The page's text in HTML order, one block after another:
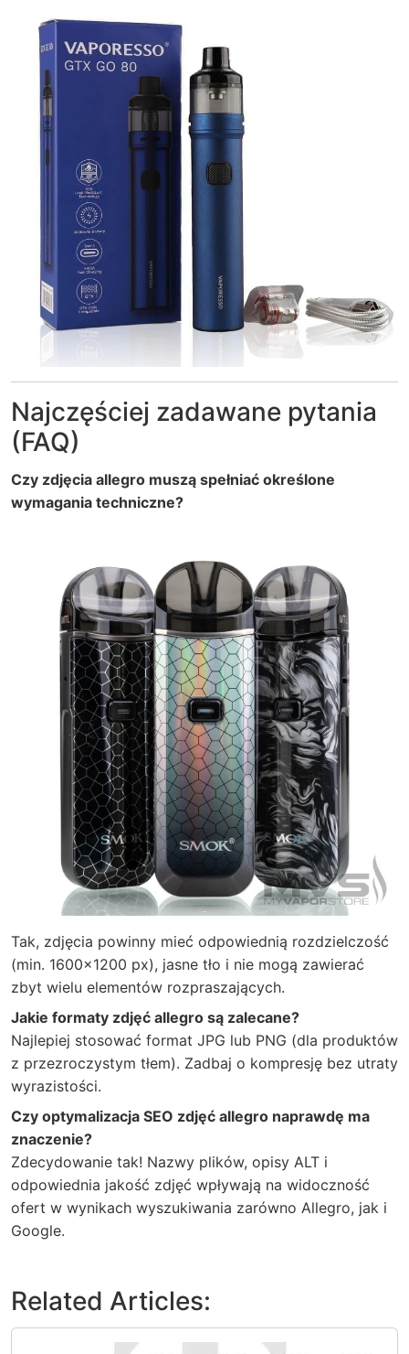
Najczęściej zadawane pytania
(FAQ)
Czy zdjęcia allegro muszą spełniać określone
wymagania techniczne?
Tak, zdjęcia powinny mieć odpowiednią rozdzielczość
(min. 1600×1200 px), jasne tło i nie mogą zawierać
zbyt wielu elementów rozpraszających.
Jakie formaty zdjęć allegro są zalecane?
Najlepiej stosować format JPG lub PNG (dla produktów
z przezroczystym tłem). Zadbaj o kompresję bez utraty
wyrazistości.
Czy optymalizacja SEO zdjęć allegro naprawdę ma
znaczenie?
Zdecydowanie tak! Nazwy plików, opisy ALT i
odpowiednia jakość zdjęć wpływają na widoczność
ofert w wynikach wyszukiwania zarówno Allegro, jak i
Google.
Related Articles: